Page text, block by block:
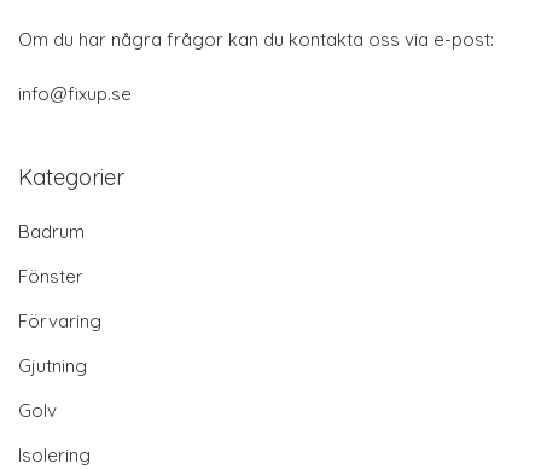
Om du har några frågor kan du kontakta oss via e-post:
info@fixup.se
Kategorier
Badrum
Fönster
Förvaring
Gjutning
Golv
Isolering